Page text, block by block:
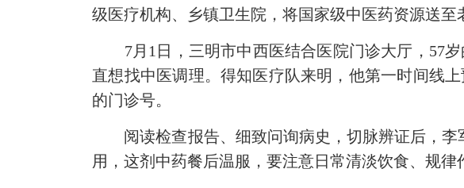
级医疗机构、乡镇卫生院，将国家级中医药资源送至
7月1日，三明市中西医结合医院门诊大厅，57岁
直想找中医调理。得知医疗队来明，他第一时间线
的门诊号。
阅读检查报告、细致问询病史，切脉辨证后，李
用，这剂中药餐后温服，要注意日常清淡饮食、规律